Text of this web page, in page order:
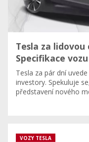
Tesla za lidovou
Specifikace
Tesla za pár dní
investory. Spekuluje
představení nového
VOZY TESLA